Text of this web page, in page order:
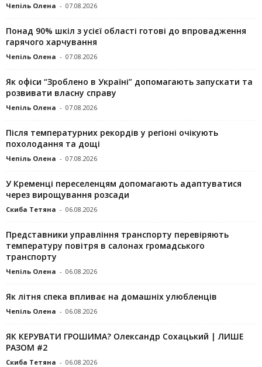
Чепіль Олена - 07.08.2026
Понад 90% шкіл з усієї області готові до впровадження
гарячого харчування
Чепіль Олена - 07.08.2026
Як офіси “Зроблено в Україні” допомагають запускaти та
розвивати власну справу
Чепіль Олена - 07.08.2026
Після температурних рекордів у регіоні очікують
похолодання та дощі
Чепіль Олена - 07.08.2026
У Кременці переселенцям допомагають адаптуватися
через вирощування розсади
Скиба Тетяна - 06.08.2026
Представники управління транспорту перевіряють
температуру повітря в салонах громадського
транспорту
Чепіль Олена - 06.08.2026
Як літня спека впливає на домашніх улюбленців
Чепіль Олена - 06.08.2026
ЯК КЕРУВАТИ ГРОШИМА? Олександр Сохацький | ЛИШЕ
РАЗОМ #2
Скиба Тетяна - 06.08.2026